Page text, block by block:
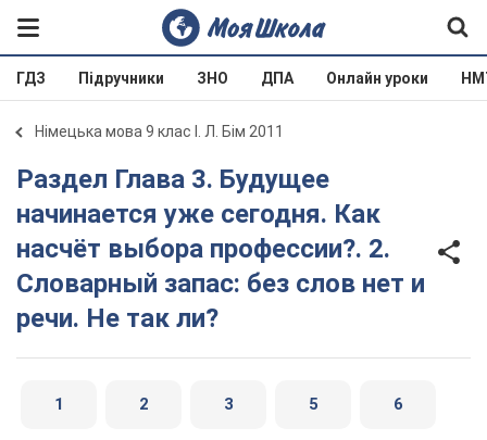
ГДЗ Підручники ЗНО ДПА Онлайн уроки
Німецька мова 9 клас І. Л. Бім 2011
Раздел Глава 3. Будущее
начинается уже сегодня. Как
насчёт выбора профессии?. 2.
Словарный запас: без слов нет и
речи. Не так ли?
1 2 3 5 6